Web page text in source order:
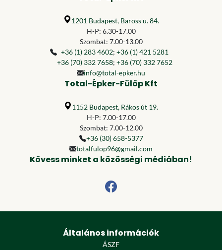
1201 Budapest, Baross u. 84.
H-P: 6.30-17.00
Szombat: 7.00-13.00
+36 (1) 283 4602; +36 (1) 421 5281
+36 (70) 332 7658; +36 (70) 332 7652
info@total-epker.hu
Total-Épker-Fülöp Kft
1152 Budapest, Rákos út 19.
H-P: 7.00-17.00
Szombat: 7.00-12.00
+36 (30) 658-5377
totalfulop96@gmail.com
Kövess minket a közösségi médiában!
Általános információk
ÁSZF